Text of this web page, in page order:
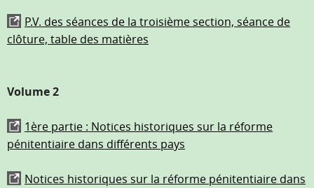
P.V. des séances de la troisième section, séance de
clôture, table des matières
Volume 2
1ère partie : Notices historiques sur la réforme
pénitentiaire dans différents pays
Notices historiques sur la réforme pénitentiaire dans